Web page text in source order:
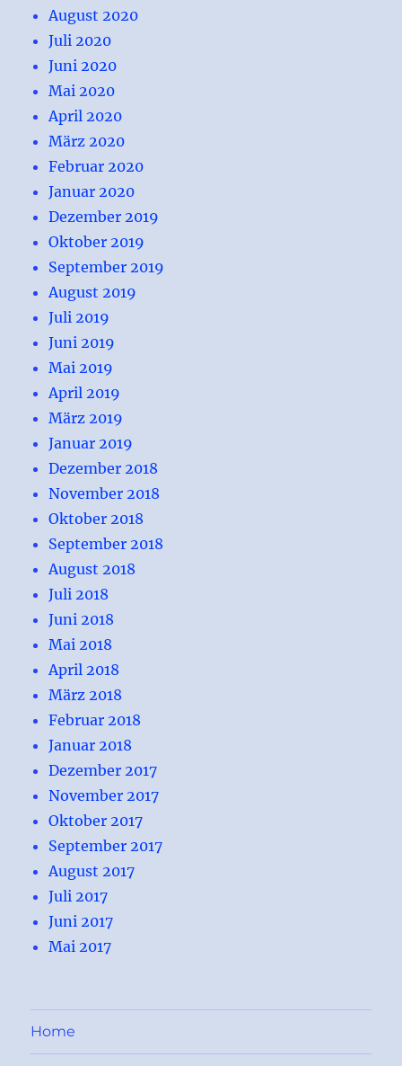
August 2020
Juli 2020
Juni 2020
Mai 2020
April 2020
März 2020
Februar 2020
Januar 2020
Dezember 2019
Oktober 2019
September 2019
August 2019
Juli 2019
Juni 2019
Mai 2019
April 2019
März 2019
Januar 2019
Dezember 2018
November 2018
Oktober 2018
September 2018
August 2018
Juli 2018
Juni 2018
Mai 2018
April 2018
März 2018
Februar 2018
Januar 2018
Dezember 2017
November 2017
Oktober 2017
September 2017
August 2017
Juli 2017
Juni 2017
Mai 2017
Home